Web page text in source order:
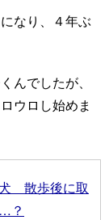
なり、４年ぶ
んでしたが、
ウロし始めま
散歩後に取
？